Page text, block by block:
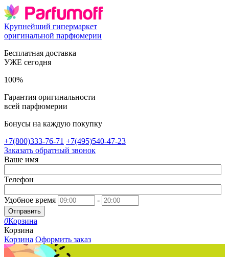
Крупнейший гипермаркет
оригинальной парфюмерии
Бесплатная доставка
УЖЕ сегодня
100%
Гарантия оригинальности
всей парфюмерии
Бонусы на каждую покупку
+7(800)333-76-71 +7(495)540-47-23
Заказать обратный звонок
Ваше имя
Телефон
Удобное время -
Отправить
0Корзина
Корзина
Корзина Оформить заказ